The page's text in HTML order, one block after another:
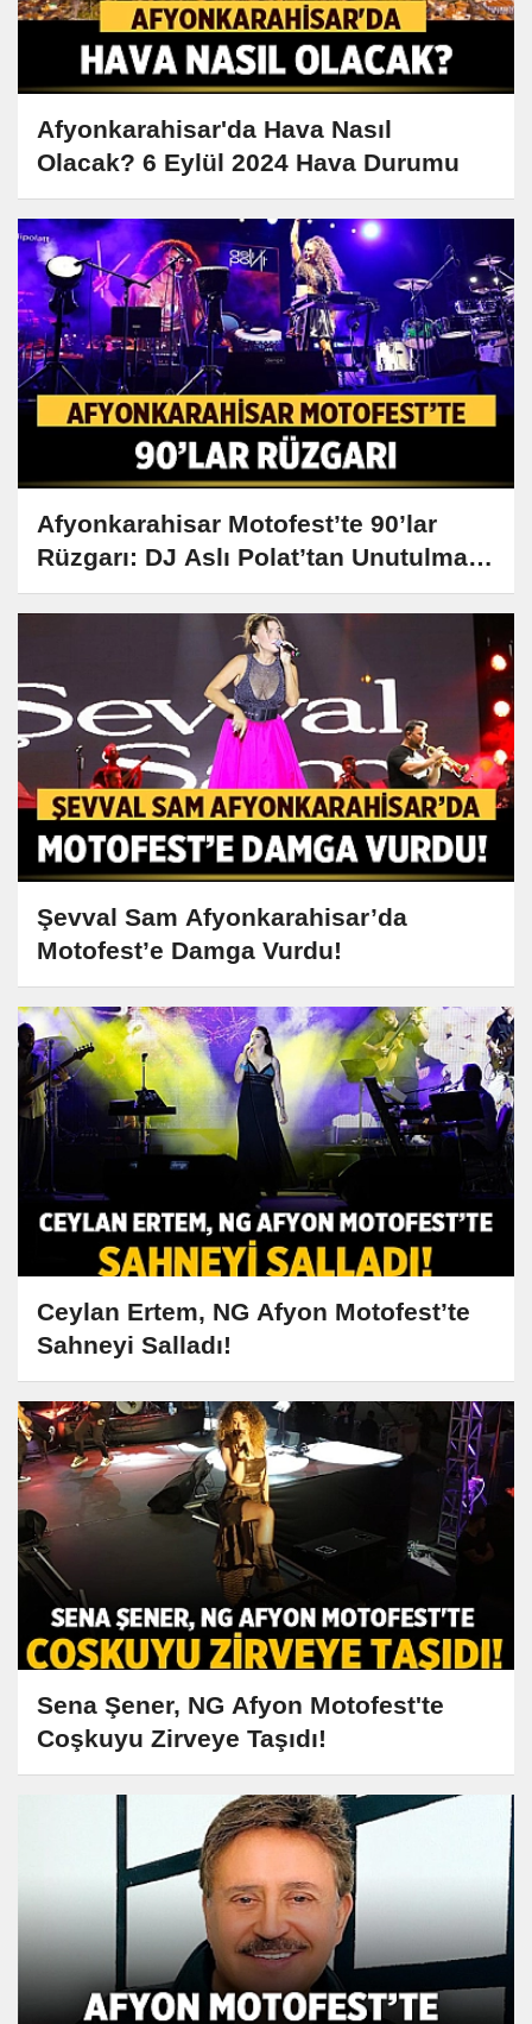
Afyonkarahisar'da Hava Nasıl
Olacak? 6 Eylül 2024 Hava Durumu
Afyonkarahisar Motofest’te 90’lar
Rüzgarı: DJ Aslı Polat’tan Unutulmaz
Performans!
Şevval Sam Afyonkarahisar’da
Motofest’e Damga Vurdu!
Ceylan Ertem, NG Afyon Motofest’te
Sahneyi Salladı!
Sena Şener, NG Afyon Motofest'te
Coşkuyu Zirveye Taşıdı!